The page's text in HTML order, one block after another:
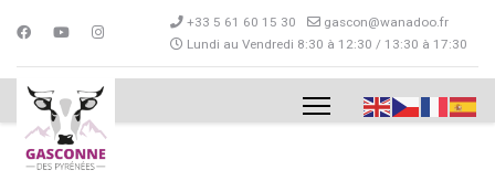
+33 5 61 60 15 30
gascon@wanadoo.fr
Lundi au Vendredi 8:30 à 12:30 / 13:30 à 17:30